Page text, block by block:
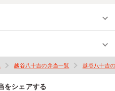
越谷八十吉の弁当一覧 越谷八十吉
をシェアする